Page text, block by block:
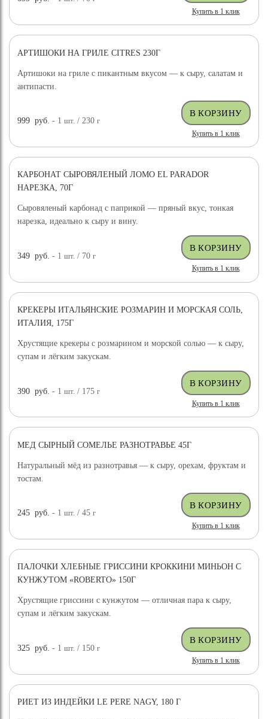
Купить в 1 клик
АРТИШОКИ НА ГРИЛЕ CITRES 230Г
Артишоки на гриле с пикантным вкусом — к сыру, салатам и
антипасти.
999 руб. - 1шт. / 230г
Купить в 1 клик
КАРБОНАТ СЫРОВЯЛЕНЫЙ ЛОМО EL PARADOR
НАРЕЗКА, 70Г
Сыровяленый карбонад с паприкой — пряный вкус, тонкая
нарезка, идеально к сыру и вину.
349 руб. - 1шт. / 70г
Купить в 1 клик
КРЕКЕРЫ ИТАЛЬЯНСКИЕ РОЗМАРИН И МОРСКАЯ СОЛЬ,
ИТАЛИЯ, 175Г
Хрустящие крекеры с розмарином и морской солью — к сыру,
супам и лёгким закускам.
390 руб. - 1шт. / 175г
Купить в 1 клик
МЕД СЫРНЫЙ СОМЕЛЬЕ РАЗНОТРАВЬЕ 45Г
Натуральный мёд из разнотравья — к сыру, орехам, фруктам и
тостам.
245 руб. - 1шт. / 45г
Купить в 1 клик
ПАЛОЧКИ ХЛЕБНЫЕ ГРИССИНИ КРОККИНИ МИНЬОН С
КУНЖУТОМ «ROBERTO» 150Г
Хрустящие гриссини с кунжутом — отличная пара к сыру,
супам и лёгким закускам.
325 руб. - 1шт. / 150г
Купить в 1 клик
РИЕТ ИЗ ИНДЕЙКИ LE PERE NAGY, 180 Г